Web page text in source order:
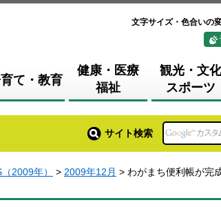
文字サイズ・色合いの
て・教育
健康・医療
福祉
観光・文化
スポーツ
サイト検索
2009年） > 2009年12月 > わがまち便利帳が完